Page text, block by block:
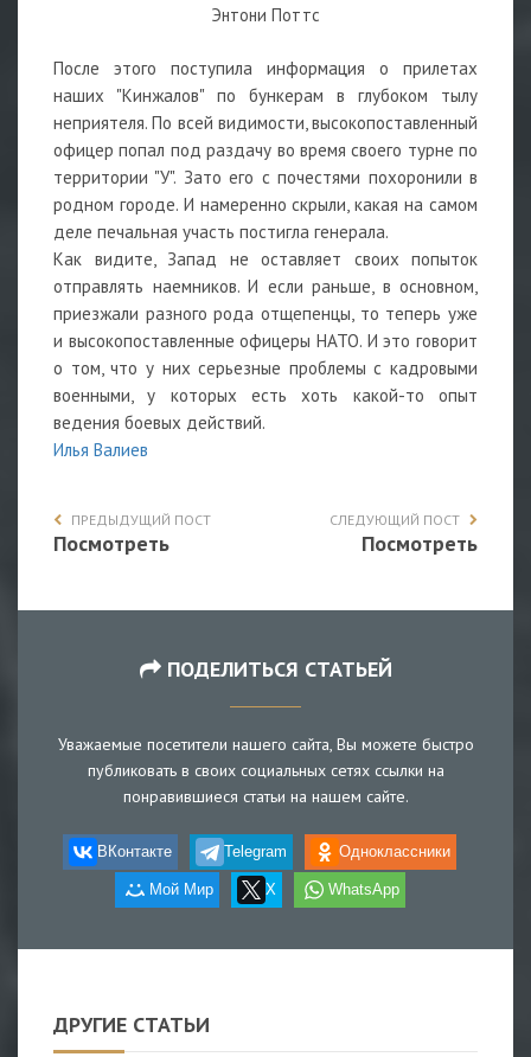
Энтони Поттс
После этого поступила информация о прилетах
наших "Кинжалов" по бункерам в глубоком тылу
неприятеля. По всей видимости, высокопоставленный
офицер попал под раздачу во время своего турне по
территории "У". Зато его с почестями похоронили в
родном городе. И намеренно скрыли, какая на самом
деле печальная участь постигла генерала.
Как видите, Запад не оставляет своих попыток
отправлять наемников. И если раньше, в основном,
приезжали разного рода отщепенцы, то теперь уже
и высокопоставленные офицеры НАТО. И это говорит
о том, что у них серьезные проблемы с кадровыми
военными, у которых есть хоть какой-то опыт
ведения боевых действий.
Илья Валиев
ПРЕДЫДУЩИЙ ПОСТ
Посмотреть
СЛЕДУЮЩИЙ ПОСТ
Посмотреть
ПОДЕЛИТЬСЯ СТАТЬЕЙ
Уважаемые посетители нашего сайта, Вы можете быстро
публиковать в своих социальных сетях ссылки на
понравившиеся статьи на нашем сайте.
ВКонтакте Telegram Одноклассники
Мой Мир X WhatsApp
ДРУГИЕ СТАТЬИ